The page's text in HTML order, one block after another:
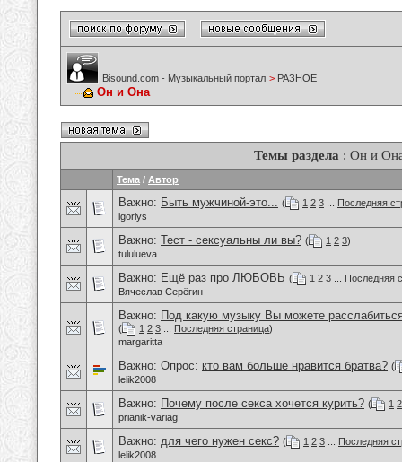
Bisound.com - Музыкальный портал > РАЗНОЕ
Он и Она
Темы раздела : Он и
Тема / Автор
Важно: Быть мужчиной-это... ( 1 2 3
Последняя
igoriys
Важно: Тест - сексуальны ли вы? ( 1 2 3)
tululueva
Важно: Ещё раз про ЛЮБОВЬ ( 1 2 3
Последняя
Вячеслав Серёгин
Важно: Под какую музыку Вы можете
( 1 2 3 Последняя страница)
margaritta
Важно: Опрос: кто вам больше нравится братва? (
lelik2008
Важно: Почему после секса хочется курить? ( 1 2
prianik-variag
Важно: для чего нужен секс? ( 1 2 3
Последняя
lelik2008